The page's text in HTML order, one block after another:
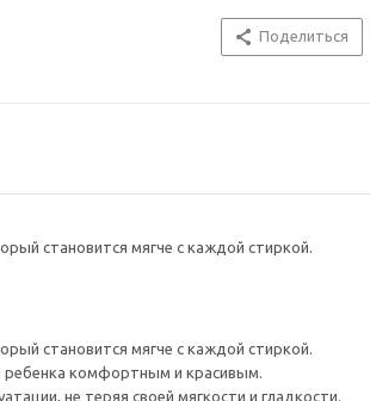
Поделиться
становится мягче с каждой стиркой.
становится мягче с каждой стиркой.
ребенка комфортным и красивым.
не теряя своей мягкости и гладкости.